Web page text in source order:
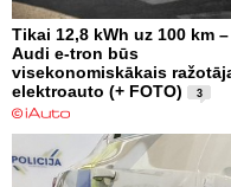
Tikai 12,8 kWh uz 100 km –
Audi e-tron būs
visekonomiskākais
elektroauto (+ FOTO)
3